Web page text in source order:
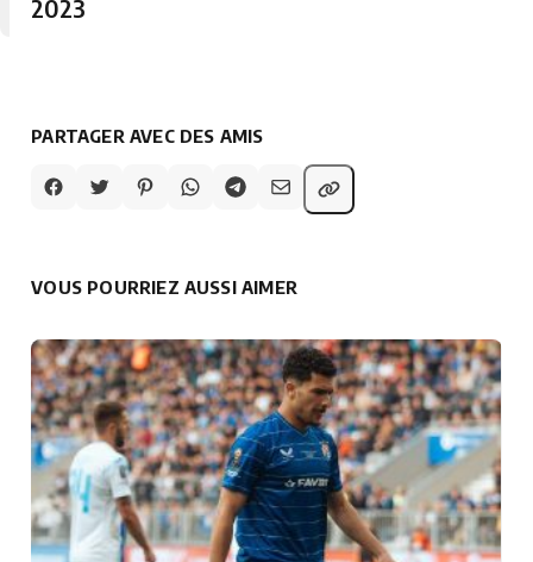
2023
PARTAGER AVEC DES AMIS
VOUS POURRIEZ AUSSI AIMER